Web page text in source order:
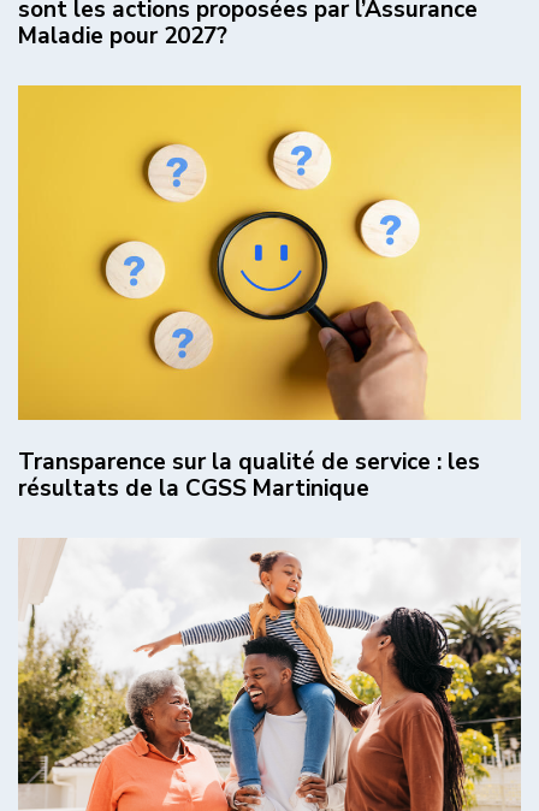
sont les actions proposées par l’Assurance
Maladie pour 2027?
Transparence sur la qualité de service : les
résultats de la CGSS Martinique